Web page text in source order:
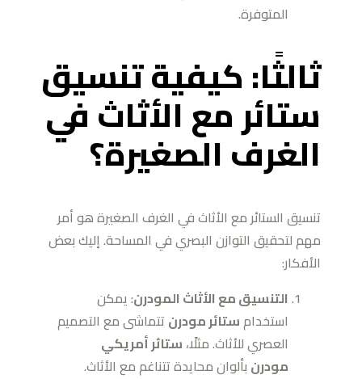
المتوفرة.
ثالثًا: كيفية تنسيق
ستائر مع الأثاث في
الغرف الصغيرة؟
تنسيق الستائر مع الأثاث في الغرف الصغيرة هو أمر
مهم لتحقيق التوازن البصري في المساحة. إليك بعض
الأفكار:
التنسيق مع الأثاث المودرن: يمكن
استخدامستائر مودرن تتماشى مع التصميم
العصري للأثاث. مثلًا، ستائر أمريكي
مودرن بألوان محايدة تتناغم مع الأثاث.